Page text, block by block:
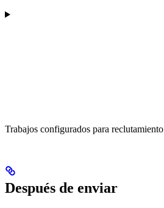
Trabajos configurados para reclutamiento
Después de enviar